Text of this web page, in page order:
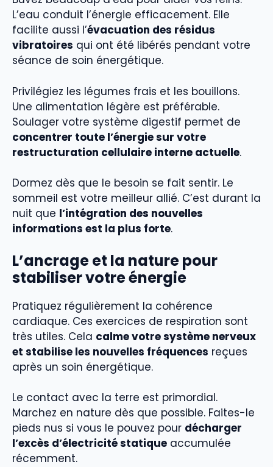
L’eau conduit l’énergie efficacement. Elle
facilite aussi l’évacuation des résidus
vibratoires qui ont été libérés pendant votre
séance de soin énergétique.
Privilégiez les légumes frais et les bouillons.
Une alimentation légère est préférable.
Soulager votre système digestif permet de
concentrer toute l’énergie sur votre
restructuration cellulaire interne actuelle.
Dormez dès que le besoin se fait sentir. Le
sommeil est votre meilleur allié. C’est durant la
nuit que l’intégration des nouvelles
informations est la plus forte.
L’ancrage et la nature pour
stabiliser votre énergie
Pratiquez régulièrement la cohérence
cardiaque. Ces exercices de respiration sont
très utiles. Cela calme votre système nerveux
et stabilise les nouvelles fréquences reçues
après un soin énergétique.
Le contact avec la terre est primordial.
Marchez en nature dès que possible. Faites-le
pieds nus si vous le pouvez pour décharger
l’excès d’électricité statique accumulée
récemment.